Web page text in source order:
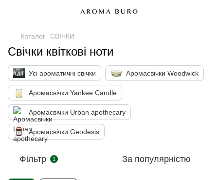
Каталог СВІЧКИ
Свічки квіткові ноти
Усі ароматичні свічки Аромасвічки Woodwick
Аромасвічки Yankee Candle
Аромасвічки Urban apothecary
Аромасвічки Geodesis
Фільтр 1 За популярністю